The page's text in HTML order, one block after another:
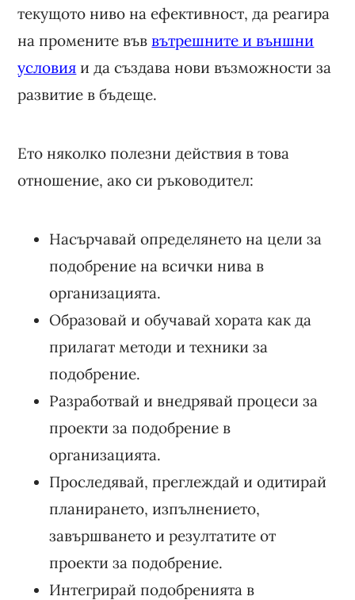
текущото ниво на ефективност, да реагира
на промените във вътрешните и външни
условия и да създава нови възможности за
развитие в бъдеще.
Ето няколко полезни действия в това
отношение, ако си ръководител:
Насърчавай определянето на цели за
подобрение на всички нива в
организацията.
Образовай и обучавай хората как да
прилагат методи и техники за
подобрение.
Разработвай и внедрявай процеси за
проекти за подобрение в
организацията.
Проследявай, преглеждай и одитирай
планирането, изпълнението,
завършването и резултатите от
проекти за подобрение.
Интегрирай подобренията в